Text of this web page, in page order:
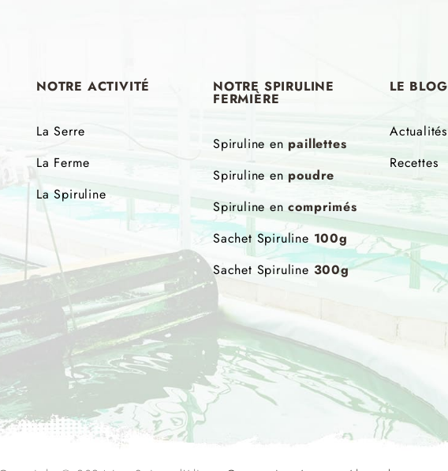
NOTRE ACTIVITÉ
La Serre
La Ferme
La Spiruline
NOTRE SPIRULINE
FERMIÈRE
Spiruline enpaillettes
Spiruline enpoudre
Spiruline encomprimés
Sachet Spiruline 100g
Sachet Spiruline 300g
LE BLOG
Actualités
Recettes